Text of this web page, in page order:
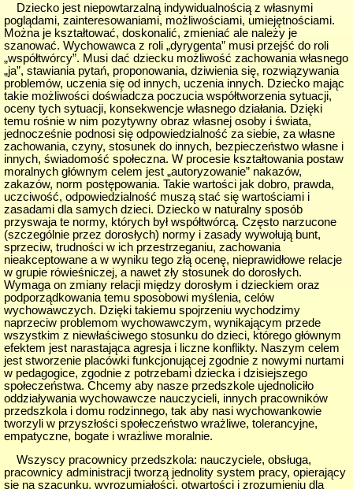
Dziecko jest niepowtarzalną indywidualnością z własnymi
poglądami, zainteresowaniami, możliwościami, umiejętnościami.
Można je kształtować, doskonalić, zmieniać ale należy je
szanować. Wychowawca z roli „dyrygenta” musi przejść do roli
„współtwórcy”. Musi dać dziecku możliwość zachowania własnego
„ja”, stawiania pytań, proponowania, dziwienia się, rozwiązywania
problemów, uczenia się od innych, uczenia innych. Dziecko mając
takie możliwości doświadcza poczucia współtworzenia sytuacji,
oceny tych sytuacji, konsekwencje własnego działania. Dzięki
temu rośnie w nim pozytywny obraz własnej osoby i świata,
jednocześnie podnosi się odpowiedzialność za siebie, za własne
zachowania, czyny, stosunek do innych, bezpieczeństwo własne i
innych, świadomość społeczna. W procesie kształtowania postaw
moralnych głównym celem jest „autoryzowanie” nakazów,
zakazów, norm postępowania. Takie wartości jak dobro, prawda,
uczciwość, odpowiedzialność muszą stać się wartościami i
zasadami dla samych dzieci. Dziecko w naturalny sposób
przyswaja te normy, których był współtwórcą. Często narzucone
(szczególnie przez dorosłych) normy i zasady wywołują bunt,
sprzeciw, trudności w ich przestrzeganiu, zachowania
nieakceptowane a w wyniku tego złą ocenę, nieprawidłowe relacje
w grupie rówieśniczej, a nawet zły stosunek do dorosłych.
Wymaga on zmiany relacji między dorosłym i dzieckiem oraz
podporządkowania temu sposobowi myślenia, celów
wychowawczych. Dzięki takiemu spojrzeniu wychodzimy
naprzeciw problemom wychowawczym, wynikającym przede
wszystkim z niewłaściwego stosunku do dzieci, którego głównym
efektem jest narastająca agresja i liczne konflikty. Naszym celem
jest stworzenie placówki funkcjonującej zgodnie z nowymi nurtami
w pedagogice, zgodnie z potrzebami dziecka i dzisiejszego
społeczeństwa. Chcemy aby nasze przedszkole ujednoliciło
oddziaływania wychowawcze nauczycieli, innych pracowników
przedszkola i domu rodzinnego, tak aby nasi wychowankowie
tworzyli w przyszłości społeczeństwo wrażliwe, tolerancyjne,
empatyczne, bogate i wrażliwe moralnie.
Wszyscy pracownicy przedszkola: nauczyciele, obsługa,
pracownicy administracji tworzą jednolity system pracy, opierający
się na szacunku, wyrozumiałości, otwartości i zrozumieniu dla